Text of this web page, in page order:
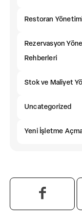
Restoran
Rezervasyon
Rehberleri
Stok ve Maliyet
Uncategorized
Yeni İşletme